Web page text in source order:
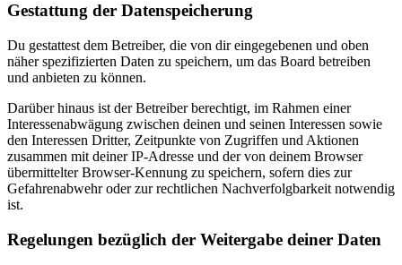
Gestattung der Datenspeicherung
Du gestattest dem Betreiber, die von dir eingegebenen und oben
näher spezifizierten Daten zu speichern, um das Board betreiben
und anbieten zu können.
Darüber hinaus ist der Betreiber berechtigt, im Rahmen einer
Interessenabwägung zwischen deinen und seinen Interessen sowie
den Interessen Dritter, Zeitpunkte von Zugriffen und Aktionen
zusammen mit deiner IP-Adresse und der von deinem Browser
übermittelter Browser-Kennung zu speichern, sofern dies zur
Gefahrenabwehr oder zur rechtlichen Nachverfolgbarkeit notwendig
ist.
Regelungen bezüglich der Weitergabe deiner Daten